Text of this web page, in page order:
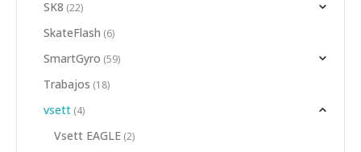
SK8 (22)
SkateFlash (6)
SmartGyro (59)
Trabajos (18)
vsett (4)
Vsett EAGLE (2)